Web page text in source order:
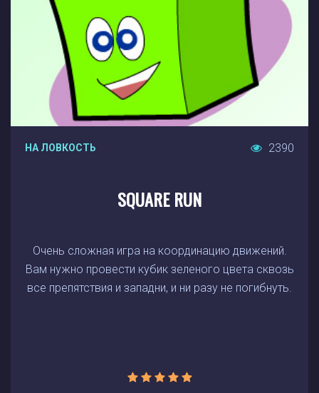
НА ЛОВКОСТЬ 2390
SQUARE RUN
Очень сложная игра на координацию движений.
Вам нужно провести кубик зеленого цвета сквозь
все препятствия и западни, и ни разу не погибнуть.